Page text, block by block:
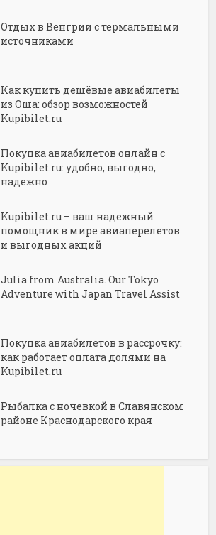
Отдых в Венгрии с термальными
источниками
Как купить дешёвые авиабилеты
из Оша: обзор возможностей
Kupibilet.ru
Покупка авиабилетов онлайн с
Kupibilet.ru: удобно, выгодно,
надежно
Kupibilet.ru – ваш надежный
помощник в мире авиаперелетов
и выгодных акций
Julia from Australia. Our Tokyo
Adventure with Japan Travel Assist
Покупка авиабилетов в рассрочку:
как работает оплата долями на
Kupibilet.ru
Рыбалка с ночевкой в Славянском
районе Краснодарского края